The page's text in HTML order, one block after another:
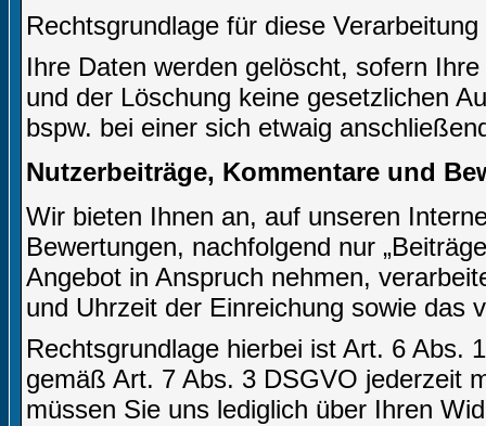
Rechtsgrundlage für diese
Ihre Daten werden gelöscht, sofern
und der Löschung keine gesetzlichen
bspw. bei einer sich etwaig
Nutzerbeiträge, Kommentare und
Wir bieten Ihnen an, auf unseren
Bewertungen, nachfolgend nur
Angebot in Anspruch nehmen,
und Uhrzeit der Einreichung sowie das
Rechtsgrundlage hierbei ist Art. 6 Abs.
gemäß Art. 7 Abs. 3 DSGVO jederzeit
müssen Sie uns lediglich über Ihren